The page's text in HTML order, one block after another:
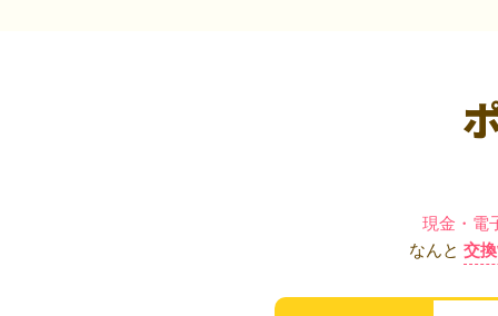
現金・電
なんと 交